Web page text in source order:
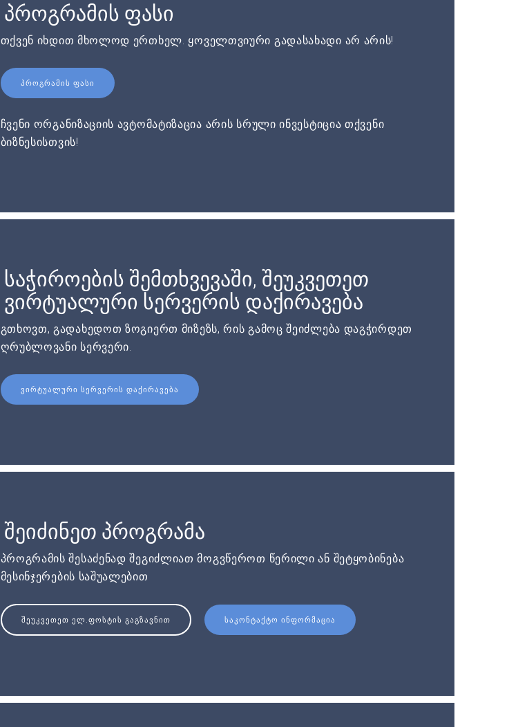
პროგრამის ფასი
თქვენ იხდით მხოლოდ ერთხელ. ყოველთვიური გადასახადი არ არის!
ᲞᲠᲝᲒᲠᲐᲛᲘᲡ ᲤᲐᲡᲘ
ჩვენი ორგანიზაციის ავტომატიზაცია არის სრული ინვესტიცია თქვენი
ბიზნესისთვის!
საჭიროების შემთხვევაში, შეუკვეთეთ
ვირტუალური სერვერის დაქირავება
გთხოვთ, გადახედოთ ზოგიერთ მიზეზს, რის გამოც შეიძლება დაგჭირდეთ
ღრუბლოვანი სერვერი.
ᲕᲘᲠᲢᲣᲐᲚᲣᲠᲘ ᲡᲔᲠᲕᲔᲠᲘᲡ ᲓᲐᲥᲘᲠᲐᲕᲔᲑᲐ
შეიძინეთ პროგრამა
პროგრამის შესაძენად შეგიძლიათ მოგვწეროთ წერილი ან შეტყობინება
მესინჯერების საშუალებით
ᲨᲔᲣᲙᲕᲔᲗᲔᲗ ᲔᲚ.ᲤᲝᲡᲢᲘᲡ ᲒᲐᲒᲖᲐᲕᲜᲘᲗ ᲡᲐᲙᲝᲜᲢᲐᲥᲢᲝ ᲘᲜᲤᲝᲠᲛᲐᲪᲘᲐ